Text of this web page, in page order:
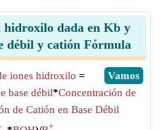
hidroxilo dada en Kb y
débil y catión Fórmula
​Vamos
iones hidroxilo =
base débil*Concentración de
de Catión en Base Débil
+